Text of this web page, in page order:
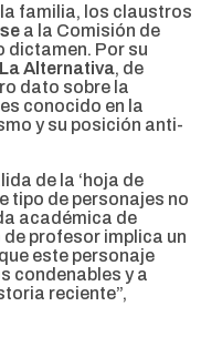
familia, los claustros
a la Comisión de
dictamen. Por su
Alternativa, de
dato sobre la
conocido en la
y su posición anti-
de la ‘hoja de
tipo de personajes no
académica de
profesor implica un
este personaje
condenables y a
reciente”,